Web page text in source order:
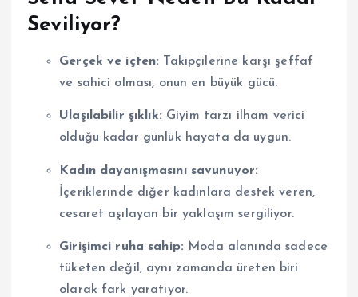
Seviliyor?
Gerçek ve içten: Takipçilerine karşı şeffaf
ve sahici olması, onun en büyük gücü.
Ulaşılabilir şıklık: Giyim tarzı ilham verici
olduğu kadar günlük hayata da uygun.
Kadın dayanışmasını savunuyor:
İçeriklerinde diğer kadınlara destek veren,
cesaret aşılayan bir yaklaşım sergiliyor.
Girişimci ruha sahip: Moda alanında sadece
tüketen değil, aynı zamanda üreten biri
olarak fark yaratıyor.